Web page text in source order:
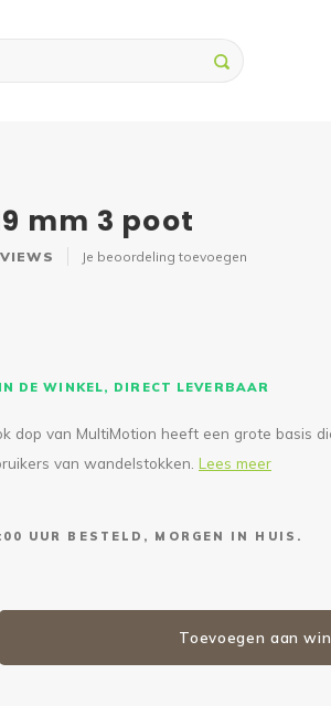
mm 3 poot
Je beoordeling toevoegen
DE WINKEL, DIRECT LEVERBAAR
dop van MultiMotion heeft een grote basis
van wandelstokken. Lees meer
UUR BESTELD, MORGEN IN HUIS.
Toevoegen aan